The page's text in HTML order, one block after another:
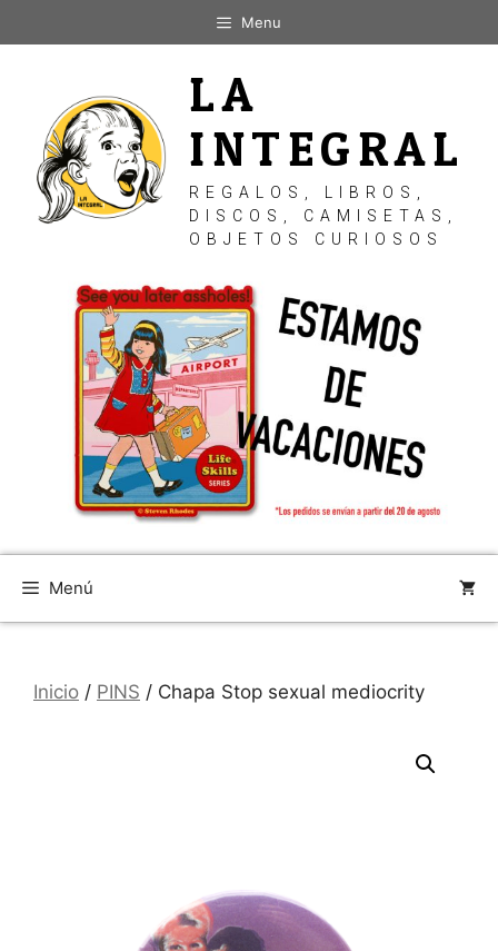
al
Menu
LA
INTEGRAL
REGALOS, LIBROS,
DISCOS, CAMISETAS,
OBJETOS CURIOSOS
Menú
Inicio / PINS / Chapa Stop sexual mediocrity